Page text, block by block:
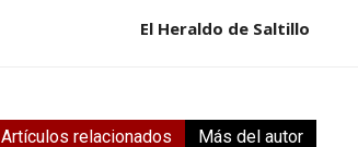
El Heraldo de Saltillo
Artículos relacionados Más del autor